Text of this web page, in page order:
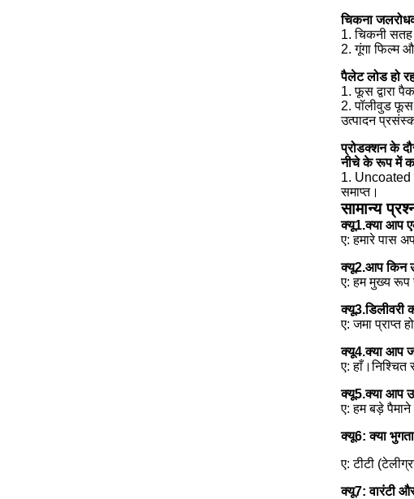
चिकना
1. चिकनी सतह
2. गूंगा फिल्म
पैलेट लोड हो
1. फूस द्वारा
2. पॉलीवुड
उत्पादन
प्रोडक्शन के
नीचे के रूप में
1. Uncoated
समाप्त।
सामान्य
क्यू1.क्या आप
ए: हमारे पास
क्यू2.आप किन
ए: हम मुख्य रूप
क्यू3.डिलीवरी
ए: जमा प्राप्त
क्यू4.क्या आप
ए:
क्यू5.क्या आप
ए: हम बड़े
क्यू6: क्या
ए: टीटी
क्यू7: वारंटी